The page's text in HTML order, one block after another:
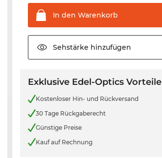
In den Warenkorb
Sehstärke hinzufügen
Exklusive Edel-Optics Vorteile
Kostenloser Hin- und Rückversand
30 Tage Rückgaberecht
Günstige Preise
Kauf auf Rechnung